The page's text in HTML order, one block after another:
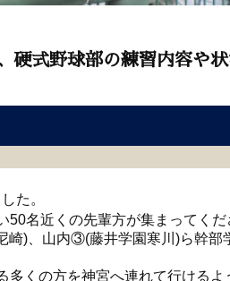
硬式野球部の練習内容や状
た。
名近くの先輩方が集まってくだ
)、山内③(藤井学園寒川)ら幹部
多くの方を神宮へ連れて行ける